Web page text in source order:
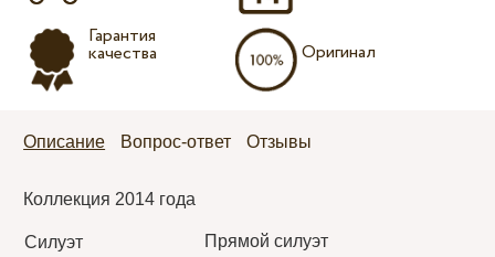
Гарантия
качества Оригинал
Описание Вопрос-ответ Отзывы
Коллекция 2014 года
Силуэт
Прямой силуэт